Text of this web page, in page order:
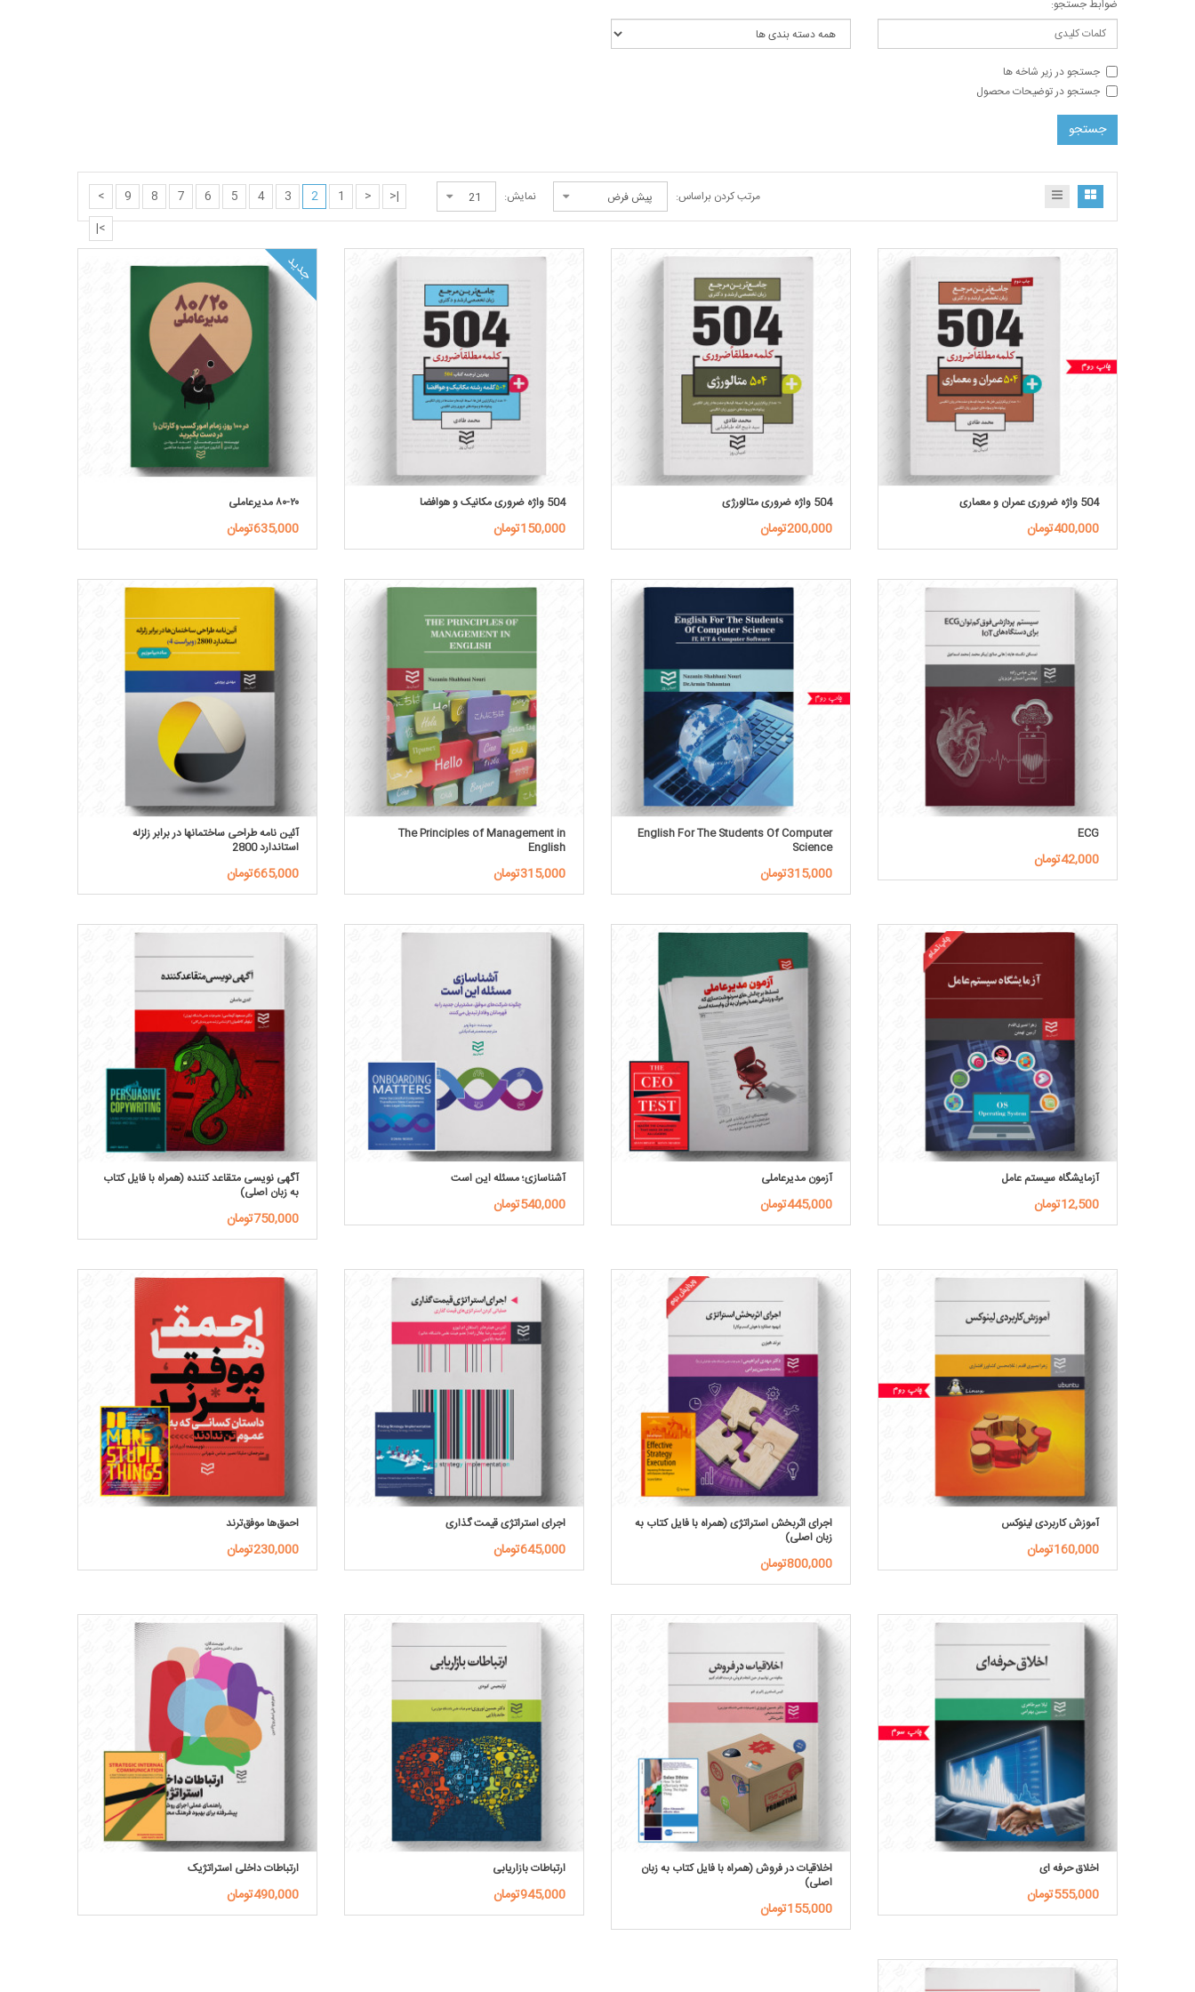
ضوابط جستجو:
جستجو در زیر شاخه ها
جستجو در توضیحات محصول
مرتب کردن براساس: نمایش: |<
<
1
2
3
4
5
6
7
8
9
>
>|
504 واژه ضروری عمران و معماری
400,000تومان
504 واژه ضروری متالورژی
200,000تومان
504 واژه ضروری مکانیک و هوافضا
150,000تومان
جدید
۸۰-۲۰ مدیرعاملی
635,000تومان
ECG
42,000تومان
English For The Students Of Computer
Science
315,000تومان
The Principles of Management in
English
315,000تومان
آئین نامه طراحی ساختمانها در برابر زلزله
استاندارد 2800
665,000تومان
آزمایشگاه سیستم عامل
12,500تومان
آزمون مدیرعاملی
445,000تومان
آشناسازی؛ مسئله این است
540,000تومان
آگهی نویسی متقاعد کننده (همراه با فایل کتاب
به زبان اصلی)
750,000تومان
آموزش کاربردی لینوکس
160,000تومان
اجرای اثربخش استراتژی (همراه با فایل کتاب به
زبان اصلی)
800,000تومان
اجرای استراتژی قیمت گذاری
645,000تومان
احمق‌ها موفق‌ترند
230,000تومان
اخلاق حرفه ای
555,000تومان
اخلاقیات در فروش (همراه با فایل کتاب به زبان
اصلی)
155,000تومان
ارتباطات بازاریابی
945,000تومان
ارتباطات داخلی استراتژیک
490,000تومان